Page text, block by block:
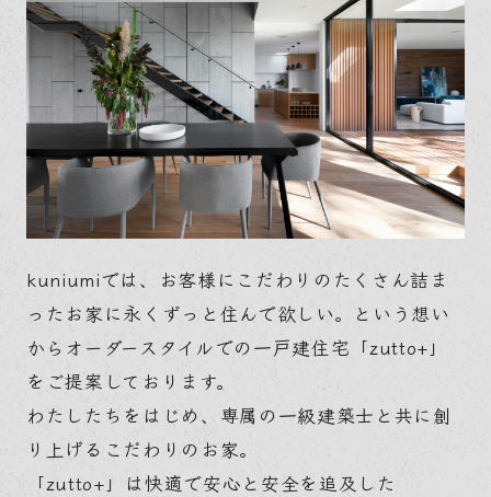
kuniumiでは、お客様にこだわりのたくさん詰ま
ったお家に永くずっと住んで欲しい。という想い
からオーダースタイルでの一戸建住宅「zutto+」
をご提案しております。
わたしたちをはじめ、専属の一級建築士と共に創
り上げるこだわりのお家。
「zutto+」は快適で安心と安全を追及した